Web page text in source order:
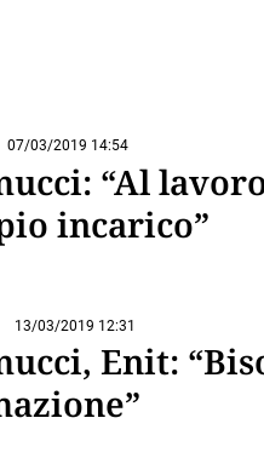
07/03/2019 14:54
“Al
incarico”
13/03/2019 12:31
Enit: